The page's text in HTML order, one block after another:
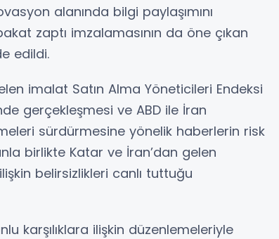
alanında bilgi paylaşımını
zaptı imzalamasının da öne çıkan
edildi.
imalat Satın Alma Yöneticileri Endeksi
gerçekleşmesi ve ABD ile İran
sürdürmesine yönelik haberlerin risk
birlikte Katar ve İran’dan gelen
belirsizlikleri canlı tuttuğu
karşılıklara ilişkin düzenlemeleriyle